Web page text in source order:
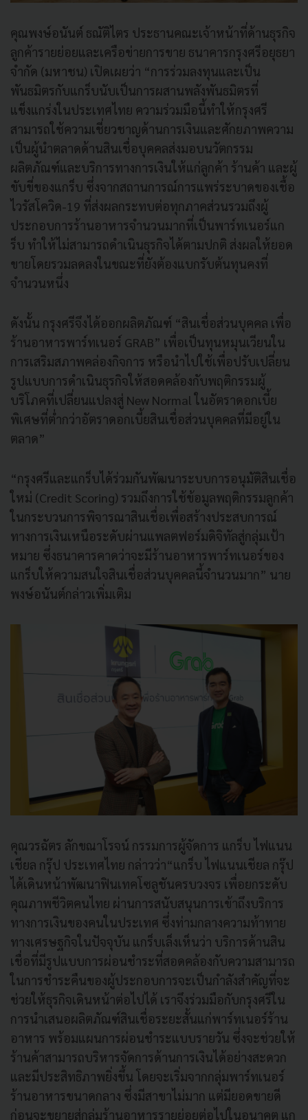
คุณพงษ์อนันต์ ธณัติไตร ประธานคณะเจ้าหน้าที่ด้านธุรกิจ
ลูกค้ารายย่อยและเครือข่ายการขาย ธนาคารกรุงศรีอยุธยา
จำกัด (มหาชน) เปิดเผยว่า “การร่วมลงทุนและเป็น
พันธมิตรกับแกร็บนับเป็นการผสานพลังพันธมิตรที่
แข็งแกร่งในประเทศไทย ความร่วมมือนี้ทำให้กรุงศรี
สามารถใช้ความเชี่ยวชาญด้านการเงินและศักยภาพความ
เป็นผู้นำตลาดด้านสินเชื่อบุคคลส่งมอบนวัตกรรม
ผลิตภัณฑ์และบริการทางการเงินให้แก่ลูกค้า ร้านค้า และผู้
ขับขี่ของแกร็บ ซึ่งจากสถานการณ์การแพร่ระบาดของเชื้อ
ไวรัสโควิด-19 ที่ส่งผลกระทบต่อทุกภาคส่วนรวมถึงผู้
ประกอบการร้านอาหารจำนวนมากที่เป็นพาร์ทเนอร์แก
ร็บ ทำให้ไม่สามารถดำเนินธุรกิจได้ตามปกติ ส่งผลให้ยอด
ขายโดยรวมลดลงในขณะที่ยังต้องแบกรับต้นทุนคงที่
จำนวนหนึ่ง
ดังนั้น กรุงศรีจึงได้ออกผลิตภัณฑ์ “สินเชื่อส่วนบุคคล เพื่อ
ร้านอาหารพาร์ทเนอร์ GRAB” เพื่อเป็นทุนหมุนเวียนใน
การเสริมสภาพคล่องกิจการ หรือนำไปใช้เพื่อปรับเปลี่ยน
รูปแบบการดำเนินธุรกิจให้สอดคล้องกับพฤติกรรมผู้
บริโภคที่เปลี่ยนแปลงสู่ New Normal ในอัตราดอกเบี้ย
พิเศษที่ต่ำกว่าอัตราดอกเบี้ยสินเชื่อส่วนบุคคลที่มีอยู่ใน
ตลาด”
“กรุงศรีและแกร็บได้ร่วมกันพัฒนาระบบการอนุมัติสินเชื่อ
ใหม่ (Credit Scoring) รวมถึงการใช้ข้อมูลพฤติกรรมลูกค้า
ในกระบวนการพิจารณาสินเชื่อเพื่อสร้างประสบการณ์
ทางการเงินเหนือระดับผ่านแพลตฟอร์มดิจิทัลสู่กลุ่มเป้า
หมาย ซึ่งธนาคารคาดว่าจะมีร้านอาหารพาร์ทเนอร์ของ
แกร็บให้ความสนใจสินเชื่อส่วนบุคคลนี้จำนวนมาก” นาย
พงษ์อนันต์กล่าวเพิ่มเติม
คุณวรฉัตร ลักขณาโรจน์ กรรมการผู้จัดการ แกร็บ ไฟแนน
เชียล กรุ๊ป ประเทศไทย กล่าวว่า“แกร็บ ไฟแนนเชียล กรุ๊ป
ได้เดินหน้าพัฒนาฟินเทคโซลูชันครบวงจร เพื่อยกระดับ
คุณภาพชีวิตคนไทย ผ่านการสนับสนุนการเข้าถึงบริการ
ทางการเงินของคนในประเทศ ซึ่งท่ามกลางความท้าทาย
ทางเศรษฐกิจในปัจจุบัน แกร็บเล็งเห็นว่า บริการด้านสิน
เชื่อที่มีรูปแบบการผ่อนชำระที่สอดคล้องกับความสามารถ
ในการชำระคืนของผู้ประกอบการจะเป็นกำลังสำคัญที่จะ
ช่วยให้ธุรกิจเดินหน้าต่อไปได้ เราจึงร่วมมือกับกรุงศรีใน
การนำเสนอผลิตภัณฑ์สินเชื่อระยะสั้นแก่พาร์ทเนอร์ร้าน
อาหาร พร้อมแผนการผ่อนชำระแบบรายวัน ซึ่งจะช่วยให้
ร้านค้าสามารถบริหารจัดการด้านการเงินได้อย่างสะดวก
และมีประสิทธิภาพยิ่งขึ้น โดยจะเริ่มจากกลุ่มพาร์ทเนอร์
ร้านอาหารขนาดกลาง ซึ่งมีสาขาไม่มาก แต่มียอดขายดี
ก่อนจะขยายสู่กลุ่มร้านอาหารรายย่อยต่อไปในอนาคต แก